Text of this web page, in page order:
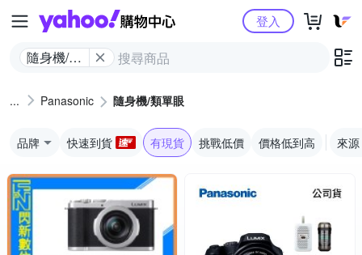
Yahoo購物中心
隨身機/類
登入
Panasonic 隨身機/類單眼
品牌 快速到貨 有現貨 挑戰低價 價格低到高 來源